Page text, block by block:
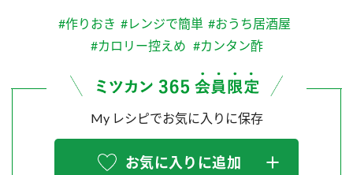
#作りおき #レンジで簡単 #おうち居酒屋
#カロリー控えめ #カンタン酢
My レシピでお気に入りに保存
お気に入りに追加